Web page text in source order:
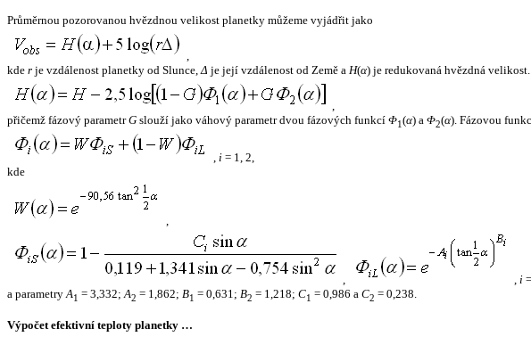
Průměrnou pozorovanou hvězdnou velikost planetky můžeme vyjádřit jako
,
kde r je vzdálenost planetky od Slunce,Δ je její vzdálenost od Země a H(α) je redukovaná hvězdná
,
přičemž fázový parametrG slouží jako váhový parametr dvou fázových funkcí Φ1(α) a Φ2(α). Fázovou
, i = 1, 2,
kde
,
, , i
a parametryA1 = 3,332;A2 = 1,862; B1 = 0,631; B2 = 1,218; C1 = 0,986 a C2 = 0,238.
Výpočet efektivní teploty planetky …